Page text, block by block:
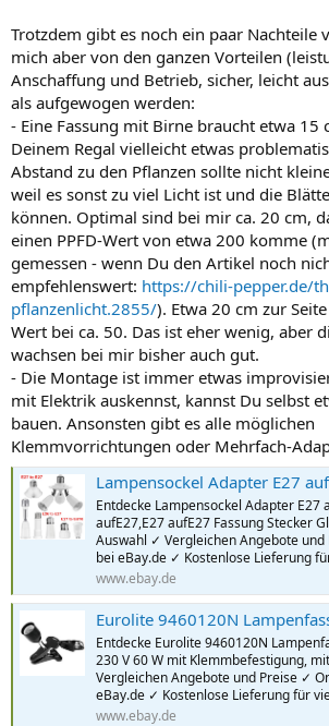
Trotzdem gibt es noch ein paar Nachteile
mich aber von den ganzen Vorteilen
Anschaffung und Betrieb, sicher, leicht
als aufgewogen werden:
- Eine Fassung mit Birne braucht etwa 15
Deinem Regal vielleicht etwas
Abstand zu den Pflanzen sollte nicht
weil es sonst zu viel Licht ist und die
können. Optimal sind bei mir ca. 20 cm,
einen PPFD-Wert von etwa 200 komme
gemessen - wenn Du den Artikel noch
empfehlenswert: https://chili-pepper.de/
pflanzenlicht.2855/). Etwa 20 cm zur
Wert bei ca. 50. Das ist eher wenig, aber
wachsen bei mir bisher auch gut.
- Die Montage ist immer etwas
mit Elektrik auskennst, kannst Du selbst
bauen. Ansonsten gibt es alle möglichen
Klemmvorrichtungen oder Mehrfach-
Lampensockel Adapter E27 aufGU10,E26 aufE27,E27 aufE27
Entdecke Lampensockel Adapter E27
aufE27,E27 aufE27 Fassung Stecker
Auswahl ✓ Vergleichen Angebote
bei eBay.de ✓ Kostenlose Lieferung
www.ebay.de
Eurolite 9460120N Lampenfassung-Adapter E27 230 V 60 W mit
Entdecke Eurolite 9460120N
230 V 60 W mit Klemmbefestigung,
Vergleichen Angebote und Preise ✓
eBay.de ✓ Kostenlose Lieferung für
www.ebay.de